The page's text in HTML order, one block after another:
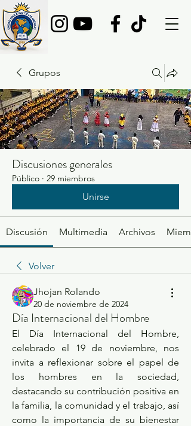
Grupos
Discusiones generales
Público · 29 miembros
Unirse
Discusión Multimedia Archivos
Volver
Jhojan Rolando
20 de noviembre de 2024
Día Internacional del Hombre
El Día Internacional del Hombre,
celebrado el 19 de noviembre, nos
invita a reflexionar sobre el papel de
los hombres en la sociedad,
destacando su contribución positiva en
la familia, la comunidad y el trabajo, así
como la importancia de su bienestar